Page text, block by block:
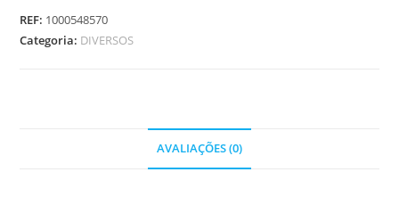
REF: 1000548570
Categoria: DIVERSOS
AVALIAÇÕES (0)